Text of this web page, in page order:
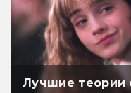
Лучшие теории